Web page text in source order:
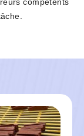
compétents